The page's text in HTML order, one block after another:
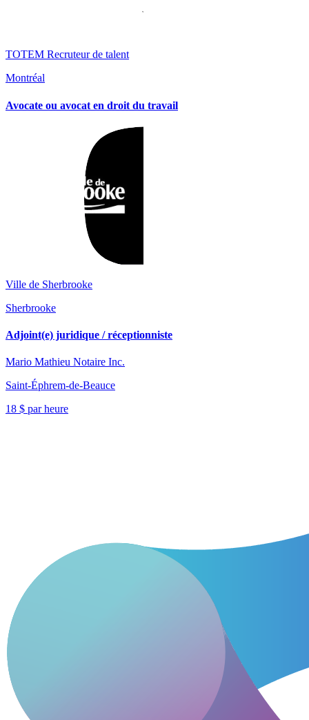
TOTEM Recruteur de talent
Montréal
Avocate ou avocat en droit du travail
Ville de Sherbrooke
Sherbrooke
Adjoint(e) juridique / réceptionniste
Mario Mathieu Notaire Inc.
Saint-Éphrem-de-Beauce
18 $ par heure